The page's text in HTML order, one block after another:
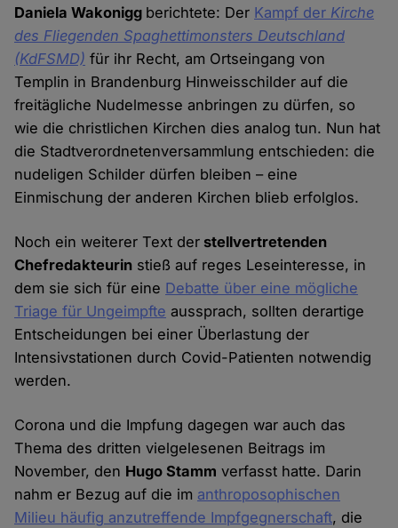
Daniela Wakonigg berichtete: Der Kampf der Kirche
des Fliegenden Spaghettimonsters Deutschland
(KdFSMD) für ihr Recht, am Ortseingang von
Templin in Brandenburg Hinweisschilder auf die
freitägliche Nudelmesse anbringen zu dürfen, so
wie die christlichen Kirchen dies analog tun. Nun hat
die Stadtverordnetenversammlung entschieden: die
nudeligen Schilder dürfen bleiben – eine
Einmischung der anderen Kirchen blieb erfolglos.
Noch ein weiterer Text der stellvertretenden
Chefredakteurin stieß auf reges Leseinteresse, in
dem sie sich für eine Debatte über eine mögliche
Triage für Ungeimpfte aussprach, sollten derartige
Entscheidungen bei einer Überlastung der
Intensivstationen durch Covid-Patienten notwendig
werden.
Corona und die Impfung dagegen war auch das
Thema des dritten vielgelesenen Beitrags im
November, den Hugo Stamm verfasst hatte. Darin
nahm er Bezug auf die im anthroposophischen
Milieu häufig anzutreffende Impfgegnerschaft, die